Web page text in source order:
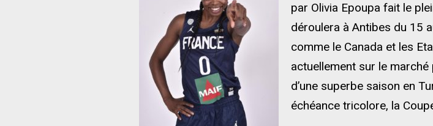
par Olivia Epoupa fait le
déroulera à Antibes du 15
comme le Canada et les
actuellement sur le marché
d’une superbe saison en
échéance tricolore, la